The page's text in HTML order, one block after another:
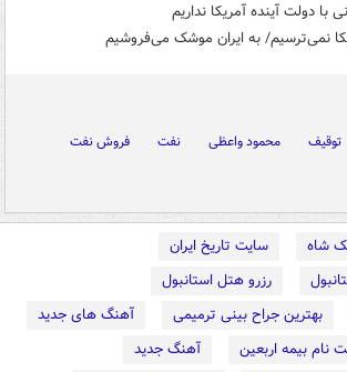
با دولت آینده آمریکا نداریم
نمی‌ترسیم/ به ایران موشک می‌فروشیم
توقیف محمود واعظی نفت
فروش نفت
شاه
سایت تاریخ ایران
رزرو هتل استانبول
بهترین جراح بینی ترمیمی
آهنگ های جدید
نام بیمه اربعین آهنگ جدید